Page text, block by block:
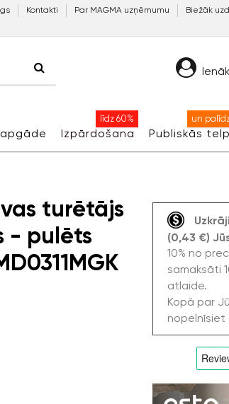
Kontakti Par MAGMA uzņēmumu Biežāk
Izpārdošana
līdz 60%
Publiskās
un
turētājs
- pulēts
(0,43 €)
10% no
samaksāti
atlaide.
Kopā par
nopelnīsiet